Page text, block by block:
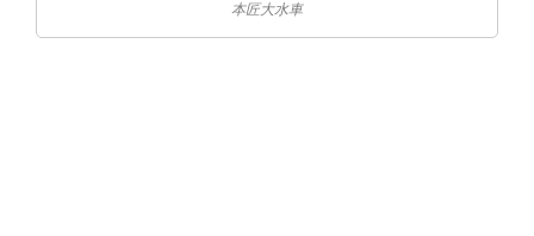
本匠大水車